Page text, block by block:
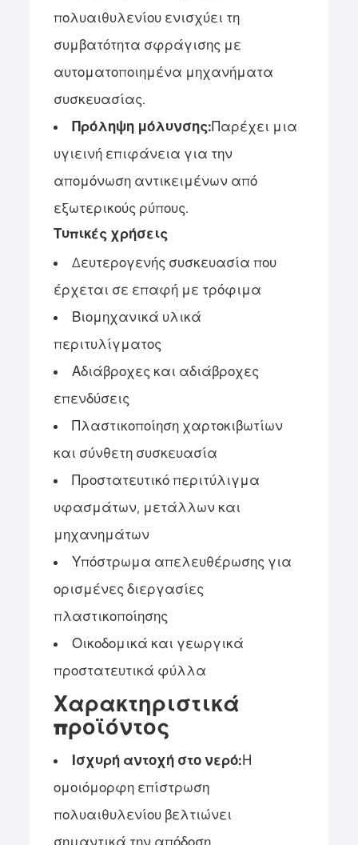
πολυαιθυλενίου ενισχύει τη
συμβατότητα σφράγισης με
αυτοματοποιημένα μηχανήματα
συσκευασίας.
Πρόληψη μόλυνσης:Παρέχει μια
υγιεινή επιφάνεια για την
απομόνωση αντικειμένων από
εξωτερικούς ρύπους.
Τυπικές χρήσεις
Δευτερογενής συσκευασία που
έρχεται σε επαφή με τρόφιμα
Βιομηχανικά υλικά
περιτυλίγματος
Αδιάβροχες και αδιάβροχες
επενδύσεις
Πλαστικοποίηση χαρτοκιβωτίων
και σύνθετη συσκευασία
Προστατευτικό περιτύλιγμα
υφασμάτων, μετάλλων και
μηχανημάτων
Υπόστρωμα απελευθέρωσης για
ορισμένες διεργασίες
πλαστικοποίησης
Οικοδομικά και γεωργικά
προστατευτικά φύλλα
Χαρακτηριστικά
προϊόντος
Ισχυρή αντοχή στο νερό:Η
ομοιόμορφη επίστρωση
πολυαιθυλενίου βελτιώνει
σημαντικά την απόδοση